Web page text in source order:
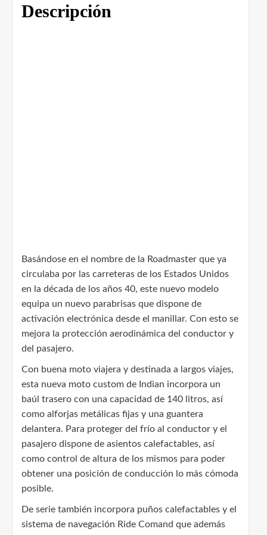
Descripción
Basándose en el nombre de la Roadmaster que ya
circulaba por las carreteras de los Estados Unidos
en la década de los años 40, este nuevo modelo
equipa un nuevo parabrisas que dispone de
activación electrónica desde el manillar. Con esto se
mejora la protección aerodinámica del conductor y
del pasajero.
Con buena moto viajera y destinada a largos viajes,
esta nueva moto custom de Indian incorpora un
baúl trasero con una capacidad de 140 litros, así
como alforjas metálicas fijas y una guantera
delantera. Para proteger del frío al conductor y el
pasajero dispone de asientos calefactables, así
como control de altura de los mismos para poder
obtener una posición de conducción lo más cómoda
posible.
De serie también incorpora puños calefactables y el
sistema de navegación Ride Comand que además